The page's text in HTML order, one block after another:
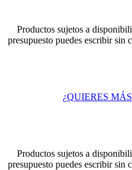
Productos sujetos a
presupuesto puedes escribir sin
¿QUIERES
Productos sujetos a
presupuesto puedes escribir sin